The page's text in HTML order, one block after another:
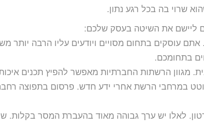
שרוי בה בכל רגע נתון.
ליישם את השיטה בעסק שלכם:
עוסקים בתחום מסויים ויודעים עליו הרבה יותר
בתחומכם.
מגוון הרשתות החברתיות מאפשר להפיץ תכנים
במרחבי הרשת אחרי ידע חדש. פרסום בתפוצה
לאלו יש ערך גבוהה מאוד בהעברת המסר בקלות.